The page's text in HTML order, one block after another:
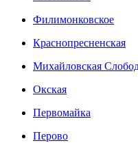
Филимонковское
Краснопресненская
Михайловская
Окская
Первомайка
Перово